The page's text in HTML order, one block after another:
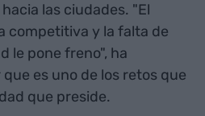
las ciudades. "El
competitiva y la falta de
le pone freno", ha
es uno de los retos que
que preside.